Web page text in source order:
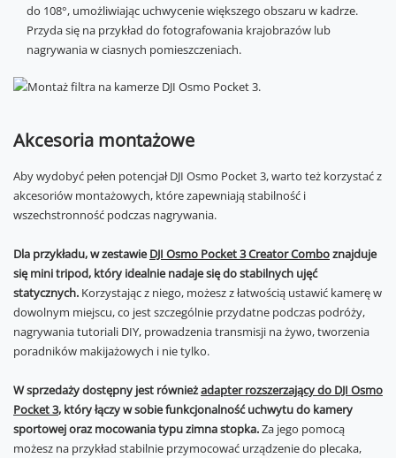
do 108°, umożliwiając uchwycenie większego obszaru w kadrze.
Przyda się na przykład do fotografowania krajobrazów lub
nagrywania w ciasnych pomieszczeniach.
Akcesoria montażowe
Aby wydobyć pełen potencjał DJI Osmo Pocket 3, warto też korzystać z
akcesoriów montażowych, które zapewniają stabilność i
wszechstronność podczas nagrywania.
Dla przykładu, w zestawieDJI Osmo Pocket 3 Creator Comboznajduje
się mini tripod, który idealnie nadaje się do stabilnych ujęć
statycznych. Korzystając z niego, możesz z łatwością ustawić kamerę w
dowolnym miejscu, co jest szczególnie przydatne podczas podróży,
nagrywania tutoriali DIY, prowadzenia transmisji na żywo, tworzenia
poradników makijażowych i nie tylko.
W sprzedaży dostępny jest równieżadapter rozszerzający do DJI Osmo
Pocket 3, który łączy w sobie funkcjonalność uchwytu do kamery
sportowej oraz mocowania typu zimna stopka.Za jego pomocą
możesz na przykład stabilnie przymocować urządzenie do plecaka,